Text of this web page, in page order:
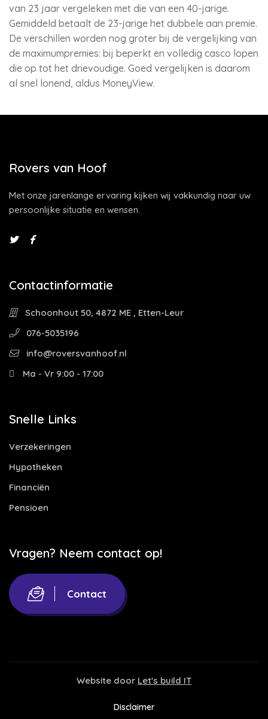
van 23 jaar vergeleken met die van een 40-jarige.
Gemiddeld betaalt de 23-jarige het dubbele aan premie.
De verschillen worden nog groter bij de vergelijking van
de maximumpremies: bij beperkt en volledig casco lopen
die op tot het drievoudige. Goed vergelijken is daarom
al snel lonend, aldus MoneyView.
Rovers van Hoof
Met onze jarenlange ervaring kijken wij vakkundig naar uw
persoonlijke situatie en wensen.
Contactinformatie
Schoonhout 50, 4872 ME , Etten-Leur
076-5035196
info@roversvanhoof.nl
Ma - Vr 9:00 - 17:00
Snelle Links
Verzekeringen
Hypotheken
Financiën
Pensioen
Vragen? Neem contact op!
Contact
Website door Let's build IT
Disclaimer